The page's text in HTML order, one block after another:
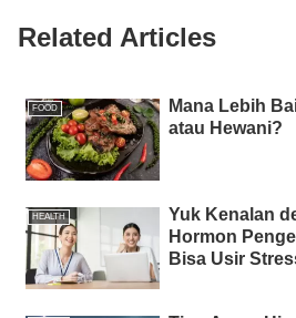
o
k
p
Related Articles
FOOD
Mana Lebih
atau Hewani?
HEALTH
Yuk Kenalan
Hormon
Bisa Usir